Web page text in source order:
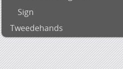
Sign
Tweedehands